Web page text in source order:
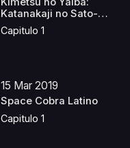
Katanakaji no Sato-
hen...
Capitulo 1
15 Mar 2019
Space Cobra Latino
Capitulo 1